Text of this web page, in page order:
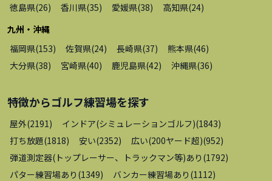
徳島県(26) 香川県(35) 愛媛県(38) 高知県(24)
九州・沖縄
福岡県(153) 佐賀県(24) 長崎県(37) 熊本県(46)
大分県(38) 宮崎県(40) 鹿児島県(42) 沖縄県(36)
特徴からゴルフ練習場を探す
屋外(2191 ) インドア(シミュレーションゴルフ)(1843)
打ち放題(1818) 安い(2352) 広い(200ヤード超)(952)
弾道測定器(トップレーサー、トラックマン等)あり (1792)
パター練習場あり (1349) バンカー練習場あり (1112)